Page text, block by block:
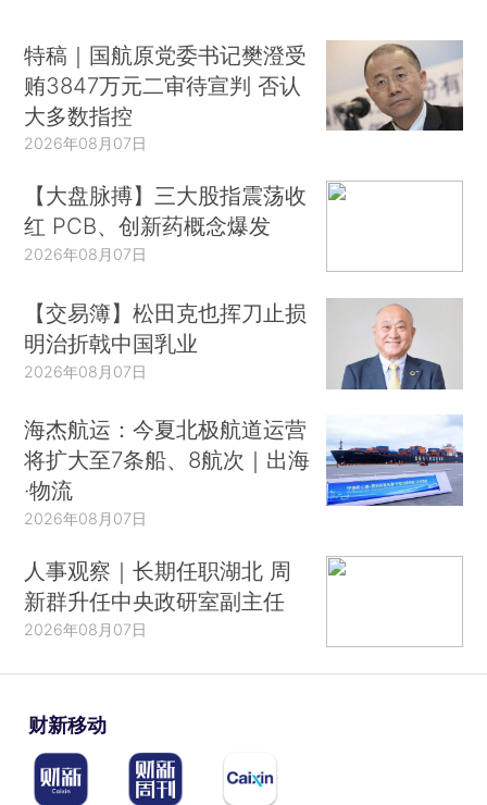
特稿｜国航原党委书记樊澄受
贿3847万元二审待宣判 否认
大多数指控
2026年08月07日
【大盘脉搏】三大股指震荡收
红 PCB、创新药概念爆发
2026年08月07日
【交易簿】松田克也挥刀止损
明治折戟中国乳业
2026年08月07日
海杰航运：今夏北极航道运营
将扩大至7条船、8航次｜出海
·物流
2026年08月07日
人事观察｜长期任职湖北 周
新群升任中央政研室副主任
2026年08月07日
财新移动